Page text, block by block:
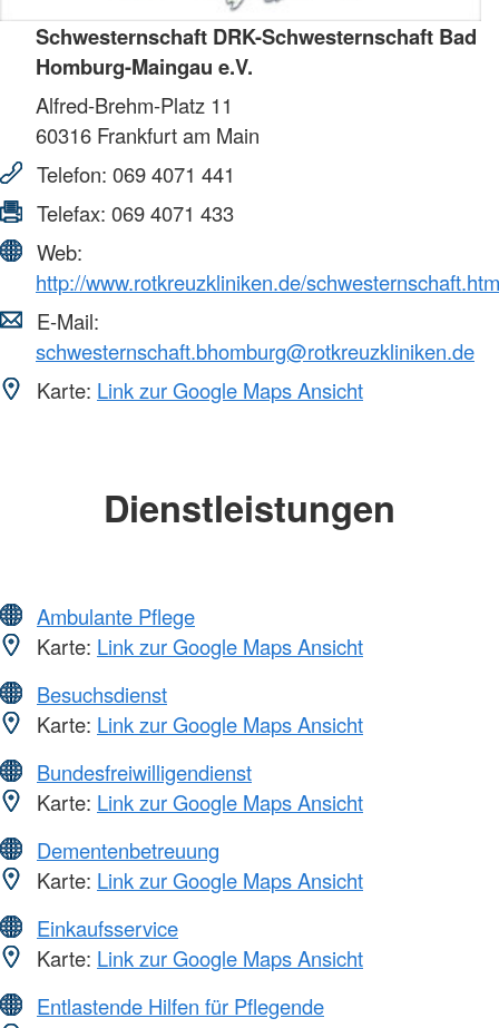
Schwesternschaft DRK-Schwesternschaft Bad
Homburg-Maingau e.V.
Alfred-Brehm-Platz 11
60316 Frankfurt am Main
Telefon: 069 4071 441
Telefax: 069 4071 433
Web:
http://www.rotkreuzkliniken.de/
E-Mail:
schwesternschaft.bhomburg@rotkreuzkliniken.de
Karte: Link zur Google Maps Ansicht
Dienstleistungen
Ambulante Pflege
Karte: Link zur Google Maps Ansicht
Besuchsdienst
Karte: Link zur Google Maps Ansicht
Bundesfreiwilligendienst
Karte: Link zur Google Maps Ansicht
Dementenbetreuung
Karte: Link zur Google Maps Ansicht
Einkaufsservice
Karte: Link zur Google Maps Ansicht
Entlastende Hilfen für Pflegende